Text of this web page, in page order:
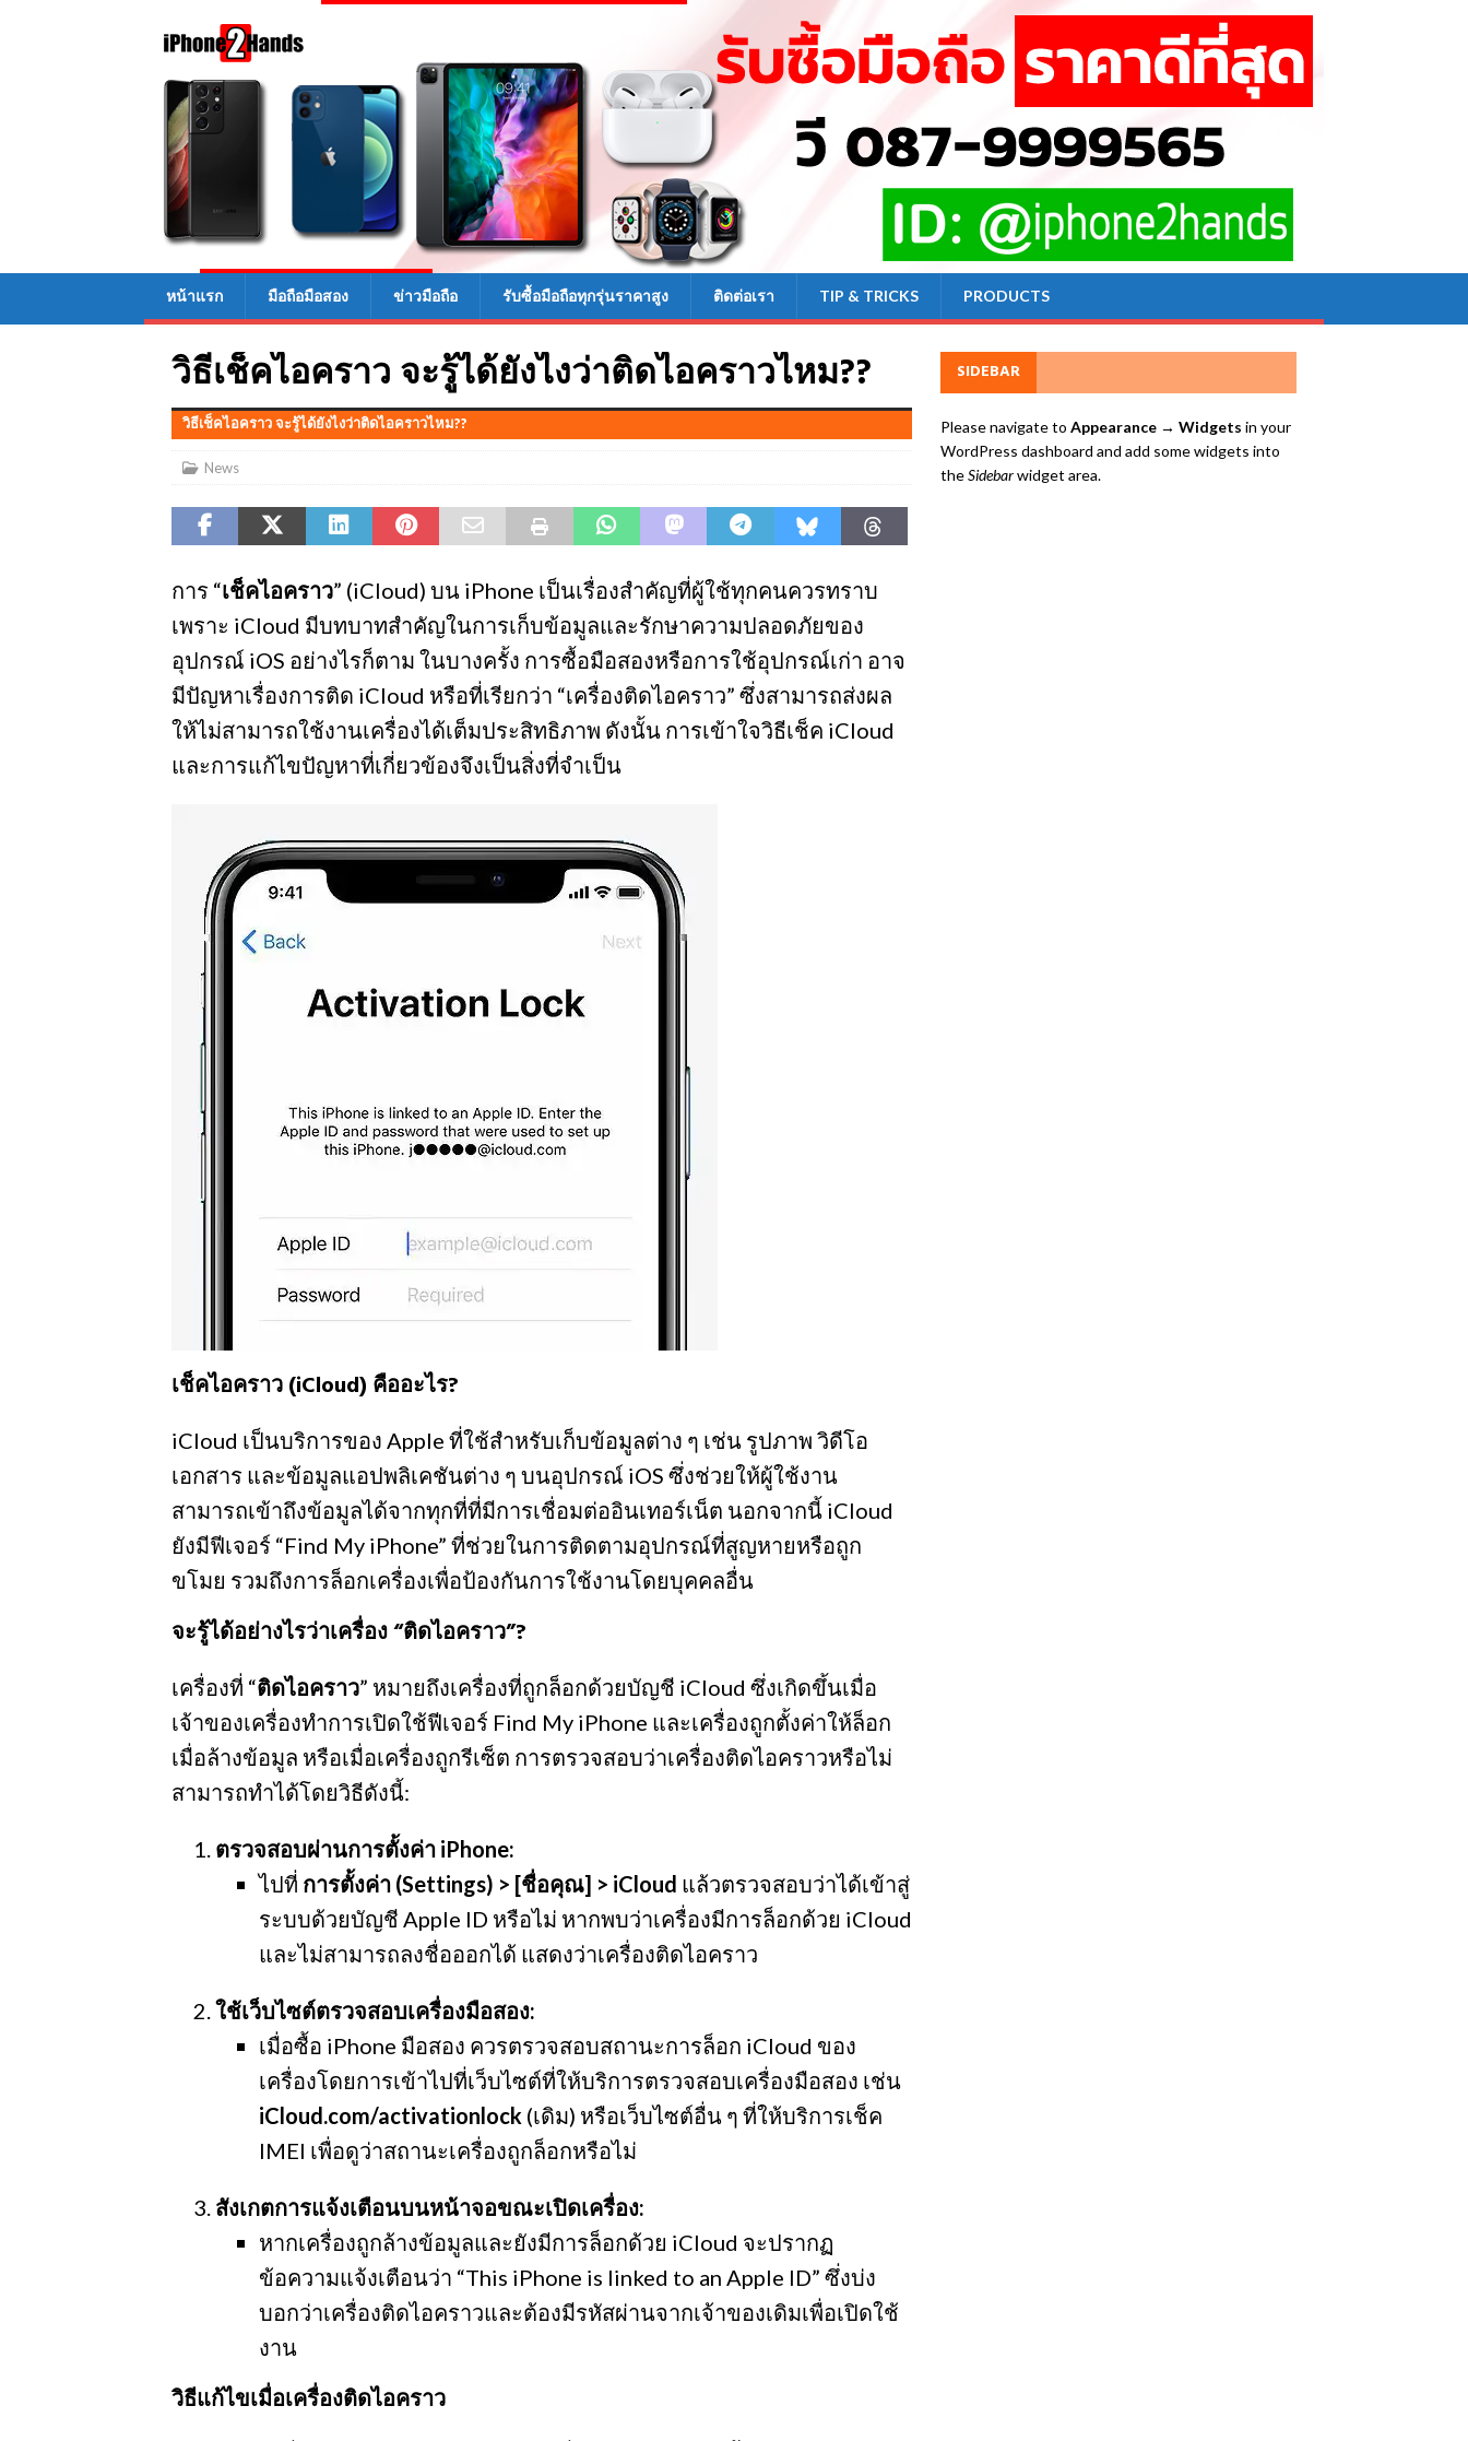
หน้าแรก มือถือมือสอง ข่าวมือถือ รับซื้อมือถือทุกรุ่นราคาสูง ติดต่อเรา TIP & TRICKS PRODUCTS
วิธีเช็คไอคราว จะรู้ได้ยังไงว่าติดไอคราวไหม??
วิธีเช็คไอคราว จะรู้ได้ยังไงว่าติดไอคราวไหม??
News
การ “เช็คไอคราว” (iCloud) บน iPhone เป็นเรื่องสำคัญที่ผู้ใช้ทุกคนควรทราบ
เพราะ iCloud มีบทบาทสำคัญในการเก็บข้อมูลและรักษาความปลอดภัยของ
อุปกรณ์ iOS อย่างไรก็ตาม ในบางครั้ง การซื้อมือสองหรือการใช้อุปกรณ์เก่า อาจ
มีปัญหาเรื่องการติด iCloud หรือที่เรียกว่า “เครื่องติดไอคราว” ซึ่งสามารถส่งผล
ให้ไม่สามารถใช้งานเครื่องได้เต็มประสิทธิภาพ ดังนั้น การเข้าใจวิธีเช็ค iCloud
และการแก้ไขปัญหาที่เกี่ยวข้องจึงเป็นสิ่งที่จำเป็น
เช็คไอคราว (iCloud) คืออะไร?
iCloud เป็นบริการของ Apple ที่ใช้สำหรับเก็บข้อมูลต่าง ๆ เช่น รูปภาพ วิดีโอ
เอกสาร และข้อมูลแอปพลิเคชันต่าง ๆ บนอุปกรณ์ iOS ซึ่งช่วยให้ผู้ใช้งาน
สามารถเข้าถึงข้อมูลได้จากทุกที่ที่มีการเชื่อมต่ออินเทอร์เน็ต นอกจากนี้ iCloud
ยังมีฟีเจอร์ “Find My iPhone” ที่ช่วยในการติดตามอุปกรณ์ที่สูญหายหรือถูก
ขโมย รวมถึงการล็อกเครื่องเพื่อป้องกันการใช้งานโดยบุคคลอื่น
จะรู้ได้อย่างไรว่าเครื่อง “ติดไอคราว”?
เครื่องที่ “ติดไอคราว” หมายถึงเครื่องที่ถูกล็อกด้วยบัญชี iCloud ซึ่งเกิดขึ้นเมื่อ
เจ้าของเครื่องทำการเปิดใช้ฟีเจอร์ Find My iPhone และเครื่องถูกตั้งค่าให้ล็อก
เมื่อล้างข้อมูล หรือเมื่อเครื่องถูกรีเซ็ต การตรวจสอบว่าเครื่องติดไอคราวหรือไม่
สามารถทำได้โดยวิธีดังนี้:
ตรวจสอบผ่านการตั้งค่า iPhone:
ไปที่ การตั้งค่า (Settings) > [ชื่อคุณ] > iCloud แล้วตรวจสอบว่าได้เข้าสู่
ระบบด้วยบัญชี Apple ID หรือไม่ หากพบว่าเครื่องมีการล็อกด้วย iCloud
และไม่สามารถลงชื่อออกได้ แสดงว่าเครื่องติดไอคราว
ใช้เว็บไซต์ตรวจสอบเครื่องมือสอง:
เมื่อซื้อ iPhone มือสอง ควรตรวจสอบสถานะการล็อก iCloud ของ
เครื่องโดยการเข้าไปที่เว็บไซต์ที่ให้บริการตรวจสอบเครื่องมือสอง เช่น
iCloud.com/activationlock (เดิม) หรือเว็บไซต์อื่น ๆ ที่ให้บริการเช็ค
IMEI เพื่อดูว่าสถานะเครื่องถูกล็อกหรือไม่
สังเกตการแจ้งเตือนบนหน้าจอขณะเปิดเครื่อง:
หากเครื่องถูกล้างข้อมูลและยังมีการล็อกด้วย iCloud จะปรากฏ
ข้อความแจ้งเตือนว่า “This iPhone is linked to an Apple ID” ซึ่งบ่ง
บอกว่าเครื่องติดไอคราวและต้องมีรหัสผ่านจากเจ้าของเดิมเพื่อเปิดใช้
งาน
วิธีแก้ไขเมื่อเครื่องติดไอคราว
SIDEBAR
Please navigate to Appearance → Widgets in your
WordPress dashboard and add some widgets into
theSidebarwidget area.